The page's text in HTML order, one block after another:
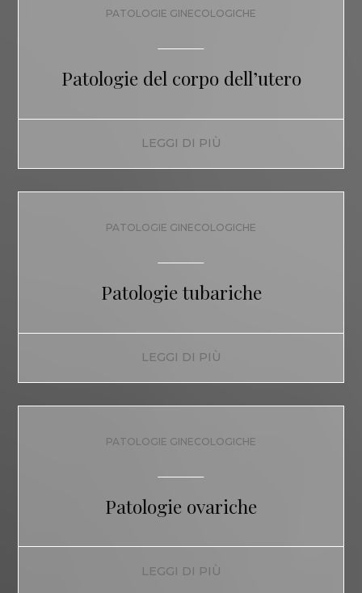
PATOLOGIE GINECOLOGICHE
Patologie del corpo dell’utero
LEGGI DI PIÙ
PATOLOGIE GINECOLOGICHE
Patologie tubariche
LEGGI DI PIÙ
PATOLOGIE GINECOLOGICHE
Patologie ovariche
LEGGI DI PIÙ